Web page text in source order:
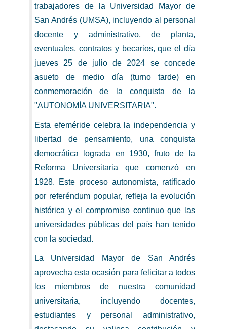
trabajadores de la Universidad Mayor de
San Andrés (UMSA), incluyendo al personal
docente y administrativo, de planta,
eventuales, contratos y becarios, que el día
jueves 25 de julio de 2024 se concede
asueto de medio día (turno tarde) en
conmemoración de la conquista de la
"AUTONOMÍA UNIVERSITARIA".
Esta efeméride celebra la independencia y
libertad de pensamiento, una conquista
democrática lograda en 1930, fruto de la
Reforma Universitaria que comenzó en
1928. Este proceso autonomista, ratificado
por referéndum popular, refleja la evolución
histórica y el compromiso continuo que las
universidades públicas del país han tenido
con la sociedad.
La Universidad Mayor de San Andrés
aprovecha esta ocasión para felicitar a todos
los miembros de nuestra comunidad
universitaria, incluyendo docentes,
estudiantes y personal administrativo,